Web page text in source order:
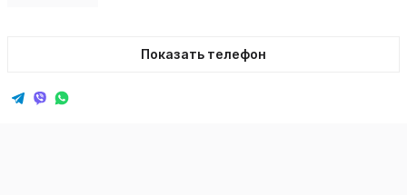
Показать телефон